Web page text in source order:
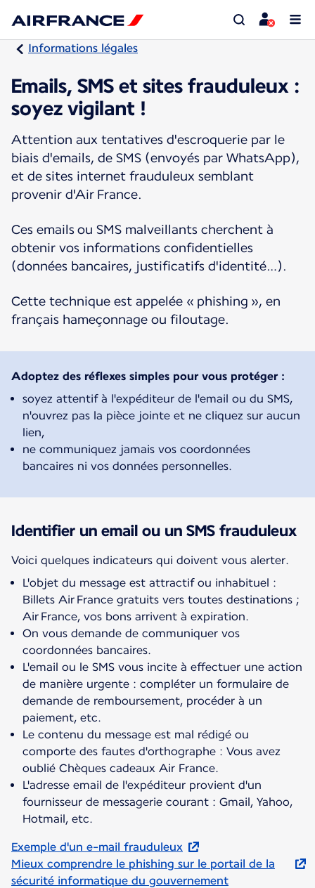
Informations légales
Emails, SMS et sites frauduleux :
soyez vigilant !
Attention aux tentatives d'escroquerie par le
biais d'emails, de SMS (envoyés par WhatsApp),
et de sites internet frauduleux semblant
provenir d'Air France.
Ces emails ou SMS malveillants cherchent à
obtenir vos informations confidentielles
(données bancaires, justificatifs d'identité…).
Cette technique est appelée « phishing », en
français hameçonnage ou filoutage.
Adoptez des réflexes simples pour vous protéger :
soyez attentif à l'expéditeur de l'email ou du SMS,
n'ouvrez pas la pièce jointe et ne cliquez sur aucun
lien,
ne communiquez jamais vos coordonnées
bancaires ni vos données personnelles.
Identifier un email ou un SMS frauduleux
Voici quelques indicateurs qui doivent vous alerter.
L'objet du message est attractif ou inhabituel :
Billets Air France gratuits vers toutes destinations ;
Air France, vos bons arrivent à expiration.
On vous demande de communiquer vos
coordonnées bancaires.
L'email ou le SMS vous incite à effectuer une action
de manière urgente : compléter un formulaire de
demande de remboursement, procéder à un
paiement, etc.
Le contenu du message est mal rédigé ou
comporte des fautes d'orthographe : Vous avez
oublié Chèques cadeaux Air France.
L'adresse email de l'expéditeur provient d'un
fournisseur de messagerie courant : Gmail, Yahoo,
Hotmail, etc.
Exemple d'un e-mail frauduleux
Mieux comprendre le phishing sur le portail de la
sécurité informatique du gouvernement